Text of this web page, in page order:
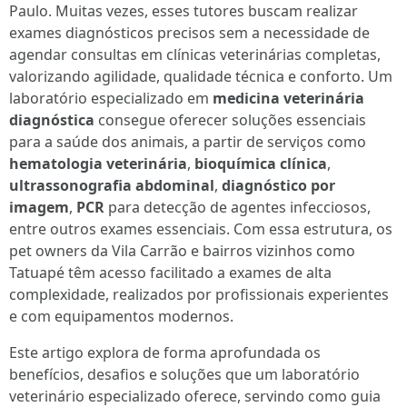
Paulo. Muitas vezes, esses tutores buscam realizar
exames diagnósticos precisos sem a necessidade de
agendar consultas em clínicas veterinárias completas,
valorizando agilidade, qualidade técnica e conforto. Um
laboratório especializado em medicina veterinária
diagnóstica consegue oferecer soluções essenciais
para a saúde dos animais, a partir de serviços como
hematologia veterinária, bioquímica clínica,
ultrassonografia abdominal, diagnóstico por
imagem, PCR para detecção de agentes infecciosos,
entre outros exames essenciais. Com essa estrutura, os
pet owners da Vila Carrão e bairros vizinhos como
Tatuapé têm acesso facilitado a exames de alta
complexidade, realizados por profissionais experientes
e com equipamentos modernos.
Este artigo explora de forma aprofundada os
benefícios, desafios e soluções que um laboratório
veterinário especializado oferece, servindo como guia